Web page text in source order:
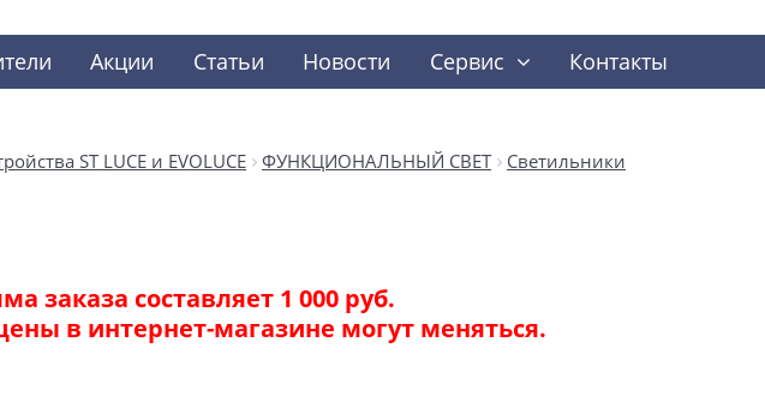
Акции Статьи Новости Сервис Контакты
ST LUCE и EVOLUCE ФУНКЦИОНАЛЬНЫЙ СВЕТ
Светильники
заказа составляет 1 000 руб.
в интернет-магазине могут меняться.